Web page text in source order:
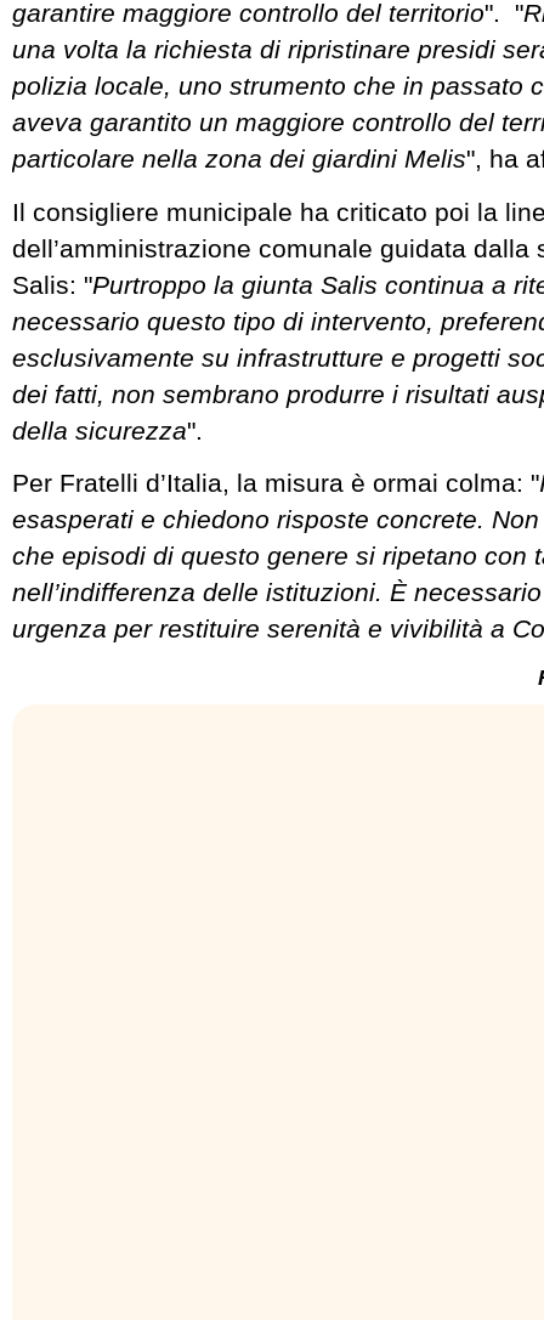
garantire maggiore controllo del territorio". "
una volta la richiesta di ripristinare presidi
polizia locale, uno strumento che in passato
aveva garantito un maggiore controllo del
particolare nella zona dei giardini Melis", ha
Il consigliere municipale ha criticato poi la
dell’amministrazione comunale guidata dalla
Salis: "Purtroppo la giunta Salis continua a
necessario questo tipo di intervento,
esclusivamente su infrastrutture e progetti
dei fatti, non sembrano produrre i risultati
della sicurezza".
Per Fratelli d’Italia, la misura è ormai colma: "
esasperati e chiedono risposte concrete.
che episodi di questo genere si ripetano con
nell’indifferenza delle istituzioni. È
urgenza per restituire serenità e vivibilità a